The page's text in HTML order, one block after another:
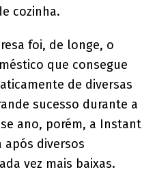
cozinha.
foi, de longe, o
que consegue
de diversas
sucesso durante a
ano, porém, a Instant
após diversos
vez mais baixas.